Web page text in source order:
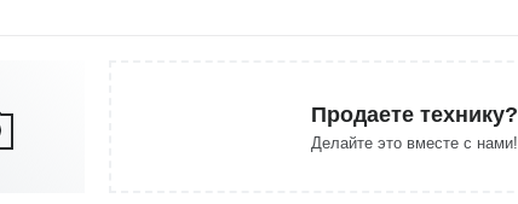
Продаете технику?
Делайте это вместе с нами!